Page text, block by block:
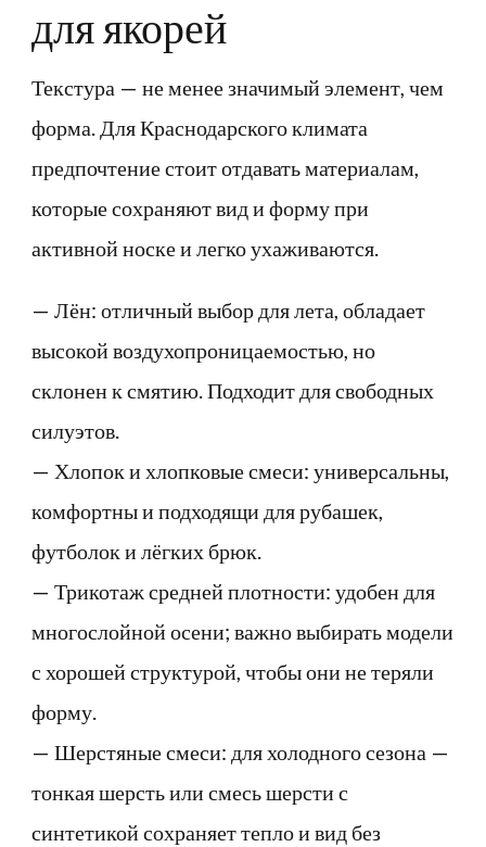
для якорей
Текстура — не менее значимый элемент, чем
форма. Для Краснодарского климата
предпочтение стоит отдавать материалам,
которые сохраняют вид и форму при
активной носке и легко ухаживаются.
— Лён: отличный выбор для лета, обладает
высокой воздухопроницаемостью, но
склонен к смятию. Подходит для свободных
силуэтов.
— Хлопок и хлопковые смеси: универсальны,
комфортны и подходящи для рубашек,
футболок и лёгких брюк.
— Трикотаж средней плотности: удобен для
многослойной осени; важно выбирать модели
с хорошей структурой, чтобы они не теряли
форму.
— Шерстяные смеси: для холодного сезона —
тонкая шерсть или смесь шерсти с
синтетикой сохраняет тепло и вид без